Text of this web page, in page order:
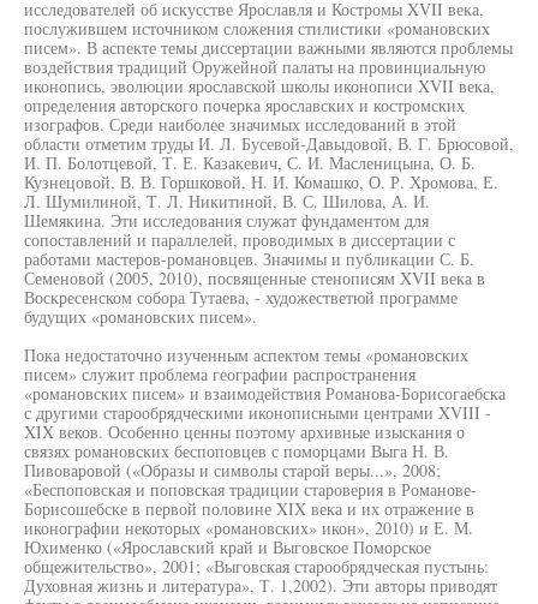
исследователей об искусстве Ярославля и Костромы XVII века,
послужившем источником сложения стилистики «романовских
писем». В аспекте темы диссертации важными являются проблемы
воздействия традиций Оружейной палаты на провинциальную
иконопись, эволюции ярославской школы иконописи XVII века,
определения авторского почерка ярославских и костромских
изографов. Среди наиболее значимых исследований в этой
области отметим труды И. Л. Бусевой-Давыдовой, В. Г. Брюсовой,
И. П. Болотцевой, Т. Е. Казакевич, С. И. Масленицына, О. Б.
Кузнецовой, В. В. Горшковой, Н. И. Комашко, О. Р. Хромова, Е.
Л. Шумилиной, Т. Л. Никитиной, В. С. Шилова, А. И.
Шемякина. Эти исследования служат фундаментом для
сопоставлений и параллелей, проводимых в диссертации с
работами мастеров-романовцев. Значимы и публикации С. Б.
Семеновой (2005, 2010), посвященные стенописям XVII века в
Воскресенском собора Тутаева, - художестветюй программе
будущих «романовских писем».
Пока недостаточно изученным аспектом темы «романовских
писем» служит проблема географии распространения
«романовских писем» и взаимодействия Романова-Борисогаебска
с другими старообрядческими иконописными центрами XVIII -
XIX веков. Особенно ценны поэтому архивные изыскания о
связях романовских беспоповцев с поморцами Выга Н. В.
Пивоваровой («Образы и символы старой веры...», 2008;
«Беспоповская и поповская традиции староверия в Романове-
Борисошебске в первой половине XIX века и их отражение в
иконографии некоторых «романовских» икон», 2010) и Е. М.
Юхименко («Ярославский край и Выговское Поморское
общежительство», 2001; «Выговская старообрядческая пустынь:
Духовная жизнь и литература», Т. 1,2002). Эти авторы приводят